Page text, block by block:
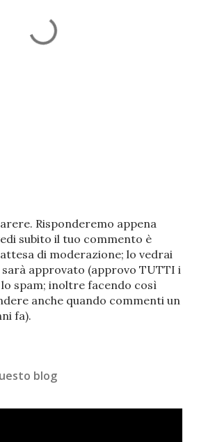
Risponderemo appena
subito il tuo commento è
di moderazione; lo vedrai
sarà approvato (approvo TUTTI i
spam; inoltre facendo così
anche quando commenti un
fa).
blog